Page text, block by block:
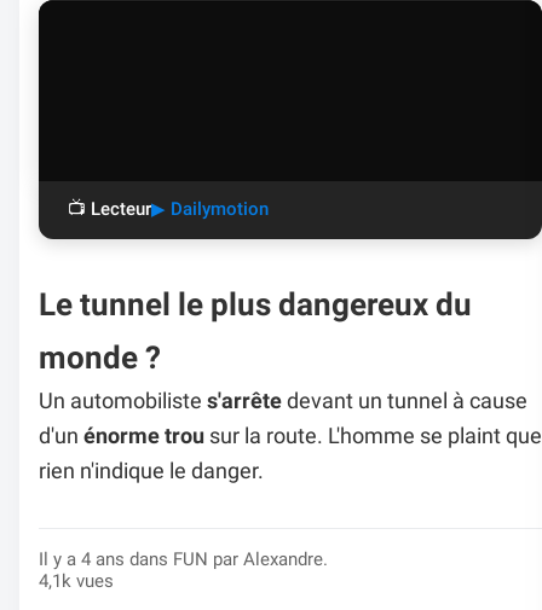
📺 Lecteur▶ Dailymotion
Le tunnel le plus dangereux du
monde ?
Un automobiliste s'arrête devant un tunnel à cause
d'un énorme trou sur la route. L'homme se plaint que
rien n'indique le danger.
Il y a 4 ans dans FUN par Alexandre.
4,1k vues